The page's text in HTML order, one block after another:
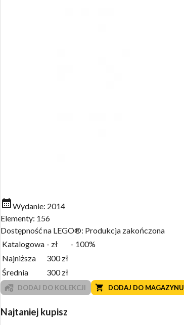
Wydanie: 2014
Elementy: 156
Dostępność na LEGO®: Produkcja zakończona
Katalogowa - zł - 100%
Najniższa
300zł
Średnia
300zł
DODAJ DO KOLEKCJI DODAJ DO MAGAZYNU
Najtaniej kupisz